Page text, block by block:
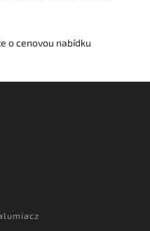
o cenovou nabídku